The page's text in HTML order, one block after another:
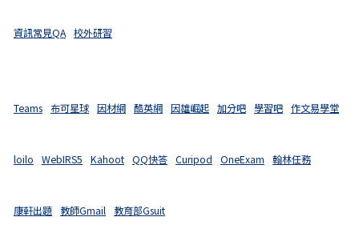
資訊常見QA 校外研習
Teams 布可星球 因材網 酷英網 因雄崛起 加分吧 學習吧 作文易學堂
loilo WebIRS5 Kahoot QQ快答 Curipod OneExam 翰林任務
康軒出題 教師Gmail 教育部Gsuit